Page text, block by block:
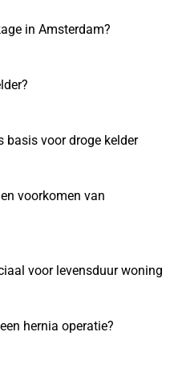
in Amsterdam?
basis voor droge kelder
voorkomen van
voor levensduur woning
hernia operatie?